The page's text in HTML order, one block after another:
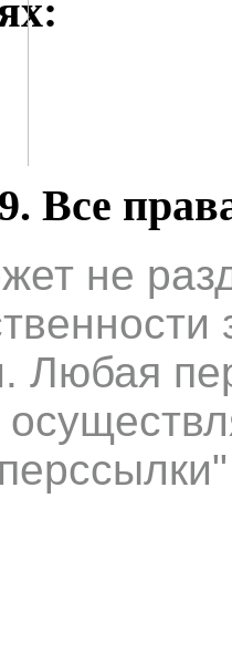
Все
не
Любая